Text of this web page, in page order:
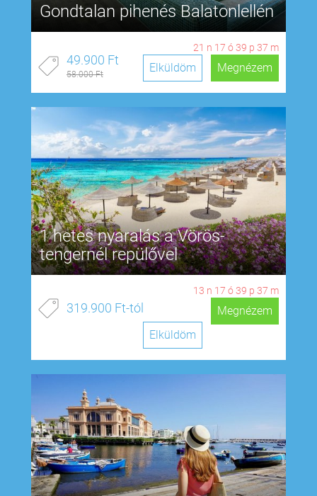
Gondtalan pihenés Balatonlellén
21 n 17 ó39 p 37 m
49.900 Ft
58.000 Ft Megnézem
Elküldöm
1 hetes nyaralás a Vörös-
tengernél repülővel
13 n 17 ó39 p 37 m
319.900 Ft-tól
Megnézem
Elküldöm